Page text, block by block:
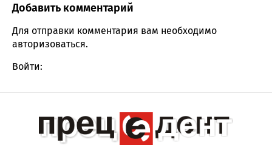
Comment section
Добавить комментарий
Для отправки комментария вам необходимо
авторизоваться.
Войти: